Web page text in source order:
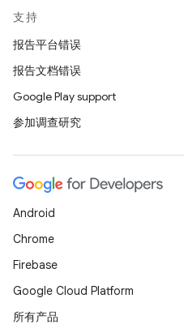
支持
报告平台错误
报告文档错误
Google Play support
参加调查研究
Android
Chrome
Firebase
Google Cloud Platform
所有产品